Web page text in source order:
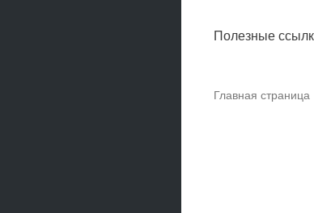
Полезные
Главная страница